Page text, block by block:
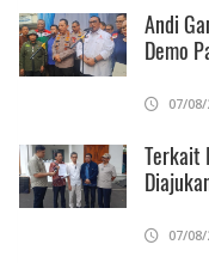
Andi
Demo
07/
Terkait
07/